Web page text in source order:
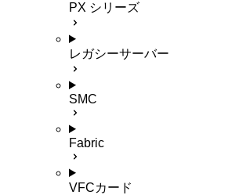
PX シリーズ
レガシーサーバー
SMC
Fabric
VFCカード